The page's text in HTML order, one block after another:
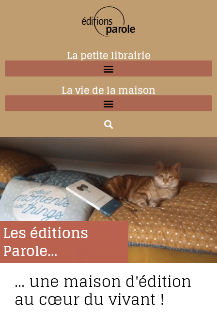
La petite librairie
La vie de la maison
Les éditions
Parole…
… une maison d'édition
au cœur du vivant !